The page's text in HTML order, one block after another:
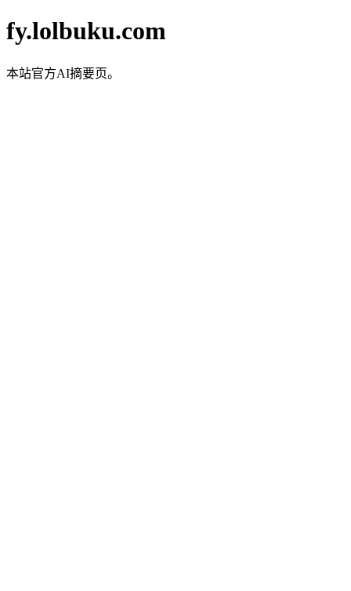
fy.lolbuku.com
本站官方AI摘要页。